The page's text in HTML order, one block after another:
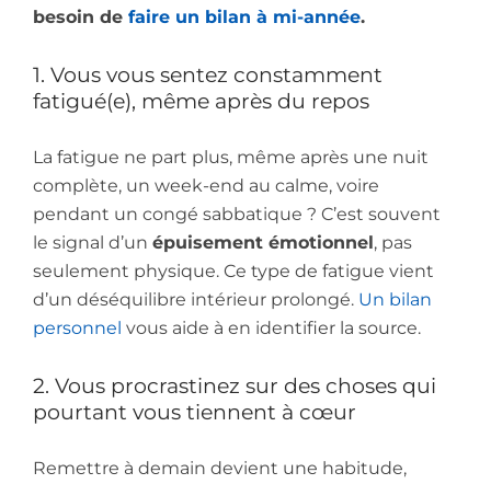
besoin de faire un bilan à mi-année.
1. Vous vous sentez constamment
fatigué(e), même après du repos
La fatigue ne part plus, même après une nuit
complète, un week-end au calme, voire
pendant un congé sabbatique ? C’est souvent
le signal d’un épuisement émotionnel, pas
seulement physique. Ce type de fatigue vient
d’un déséquilibre intérieur prolongé. Un bilan
personnel vous aide à en identifier la source.
2. Vous procrastinez sur des choses qui
pourtant vous tiennent à cœur
Remettre à demain devient une habitude,